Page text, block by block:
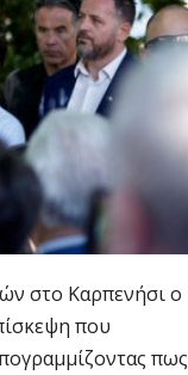
στο Καρπενήσι ο
που
πως